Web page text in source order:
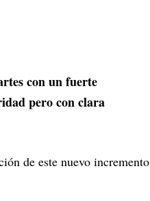
con un fuerte
pero con clara
de este nuevo incremento